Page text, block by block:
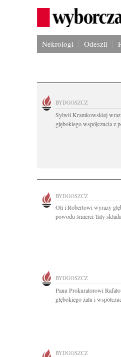
Nekrologi Odeszli
BYDGOSZCZ
Sylwii Kramkowskiej
głębokiego współczucia z
BYDGOSZCZ
Oli i Robertowi wyrazy
powodu śmierci Taty
BYDGOSZCZ
Panu Prokuratorowi
głębokiego żalu i
BYDGOSZCZ